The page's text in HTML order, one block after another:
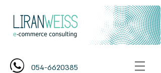
054-6620385